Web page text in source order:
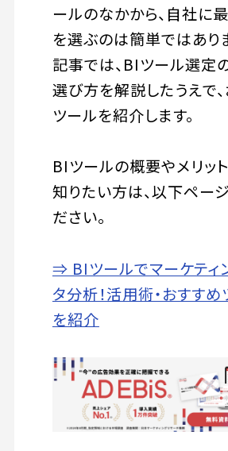
ールのなかから、自社に
を選ぶのは簡単ではあり
記事では、BIツール選定
選び方を解説したうえで
ツールを紹介します。
BIツールの概要やメリッ
知りたい方は、以下ペー
ださい。
⇒ BIツールでマーケティ
タ分析！活用術・おすす
を紹介